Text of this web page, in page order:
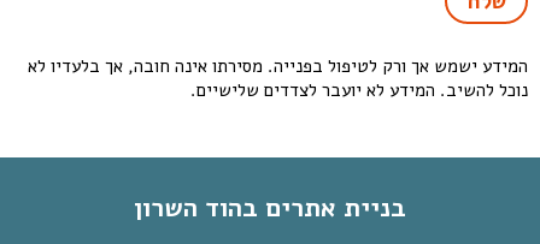
המידע ישמש אך ורק לטיפול בפנייה. מסירתו אינה חובה, אך בלעדיו לא
נוכל להשיב. המידע לא יועבר לצדדים שלישיים.
בניית אתרים בהוד השרון